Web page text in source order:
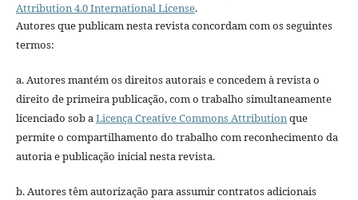
Attribution 4.0 International License.
Autores que publicam nesta revista concordam com os seguintes
termos:
a. Autores mantém os direitos autorais e concedem à revista o
direito de primeira publicação, com o trabalho simultaneamente
licenciado sob a Licença Creative Commons Attribution que
permite o compartilhamento do trabalho com reconhecimento da
autoria e publicação inicial nesta revista.
b. Autores têm autorização para assumir contratos adicionais